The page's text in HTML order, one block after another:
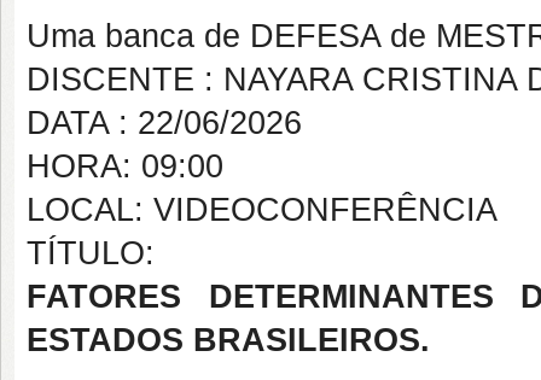
Uma banca de DEFESA de
DISCENTE : NAYARA CRISTINA
DATA : 22/06/2026
HORA: 09:00
LOCAL: VIDEOCONFERÊNCIA
TÍTULO:
FATORES DETERMINANTES
ESTADOS BRASILEIROS.